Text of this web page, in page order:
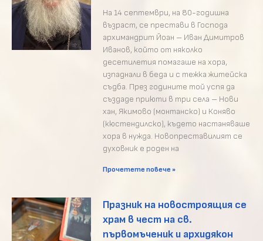
На 14 септември, на 80-годишна
възраст, се престави в Господа
архимандрит Йоан – Иван Димитров
Иванов, който от няколко
десетилетия помагаше на хора,
изпаднали в беда и с тежка житейска
съдба. През годините той успя да
създаде приюти в три села – Нови
хан, Якимово (монтанско) и Коняво
(кюстендилско), където настаняваше
хора в нужда. Новопреставилият се
духовник е роден на
Прочетете повече »
Празник на новостроящия се
храм в чест на св.
първомъченик и архидякон